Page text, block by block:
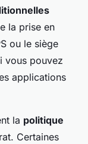
la prise en
ou le siège
vous pouvez
applications
la politique
Certaines